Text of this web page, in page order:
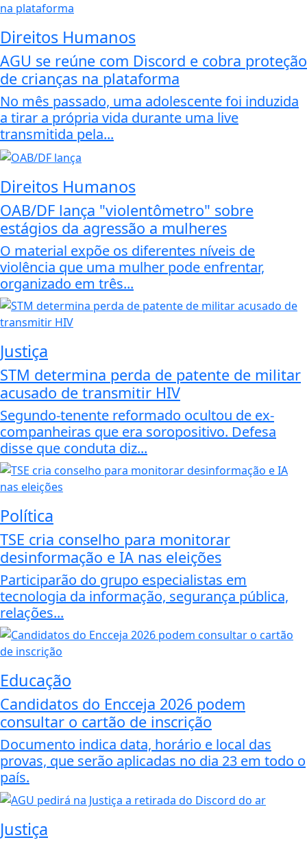
Direitos Humanos
AGU se reúne com Discord e cobra proteção
de crianças na plataforma
No mês passado, uma adolescente foi induzida
a tirar a própria vida durante uma live
transmitida pela...
Direitos Humanos
OAB/DF lança "violentômetro" sobre
estágios da agressão a mulheres
O material expõe os diferentes níveis de
violência que uma mulher pode enfrentar,
organizado em três...
Justiça
STM determina perda de patente de militar
acusado de transmitir HIV
Segundo-tenente reformado ocultou de ex-
companheiras que era soropositivo. Defesa
disse que conduta diz...
Política
TSE cria conselho para monitorar
desinformação e IA nas eleições
Participarão do grupo especialistas em
tecnologia da informação, segurança pública,
relações...
Educação
Candidatos do Encceja 2026 podem
consultar o cartão de inscrição
Documento indica data, horário e local das
provas, que serão aplicadas no dia 23 em todo o
país.
Justiça